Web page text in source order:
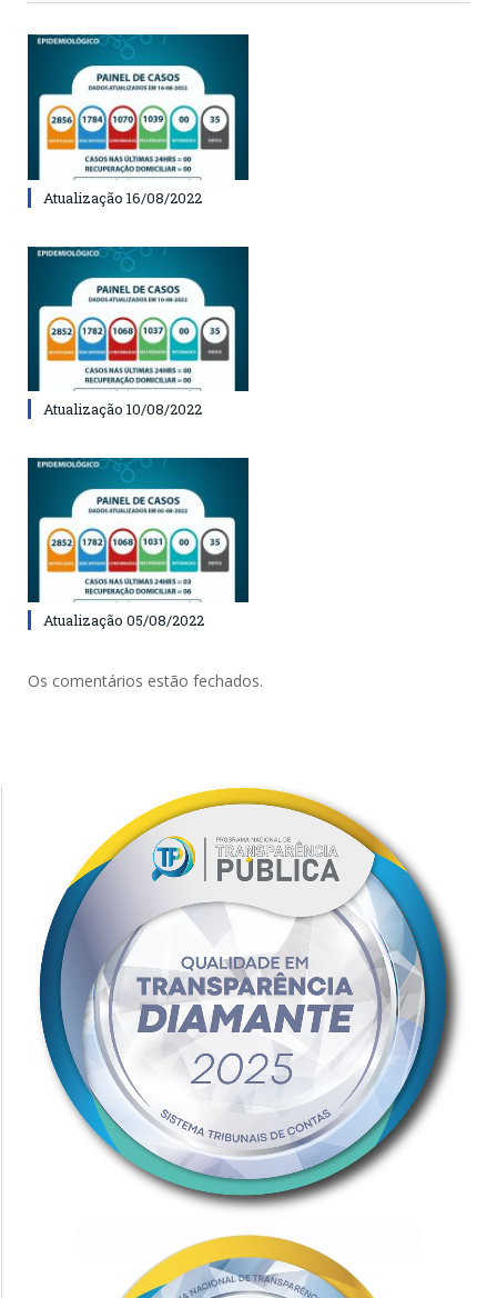
Atualização 16/08/2022
Atualização 10/08/2022
Atualização 05/08/2022
Os comentários estão fechados.